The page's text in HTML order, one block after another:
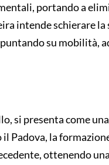
portando a
intende schierare la
su mobilità,
si presenta come
Padova, la
ottenendo